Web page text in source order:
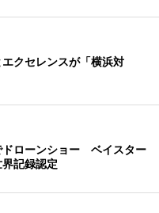
クセレンスが「横浜対
ドローンショー ベイスター
記録認定